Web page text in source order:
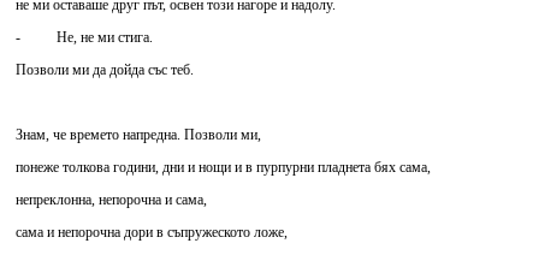
не ми оставаше друг път, освен този нагоре и надолу.
- Не, не ми стига.
Позволи ми да дойда със теб.
Знам, че времето напредна. Позволи ми,
понеже толкова години, дни и нощи и в пурпурни пладнета бях сама,
непреклонна, непорочна и сама,
сама и непорочна дори в съпружеското ложе,